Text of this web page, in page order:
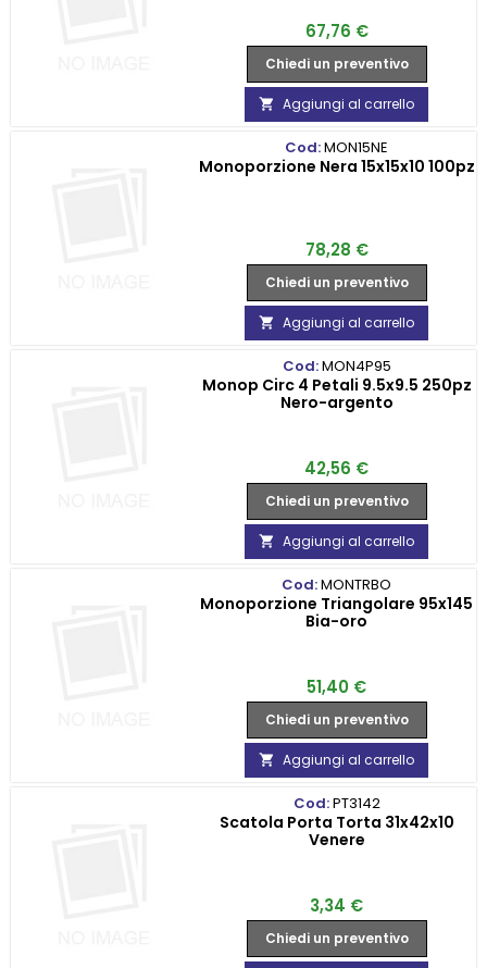
Prezzo
67,76 €
Chiedi un preventivo
 Aggiungi al carrello
Cod:MON15NE
Monoporzione Nera 15x15x10 100pz
Prezzo
78,28 €
Chiedi un preventivo
 Aggiungi al carrello
Cod:MON4P95
Monop Circ 4 Petali 9.5x9.5 250pz
Nero-argento
Prezzo
42,56 €
Chiedi un preventivo
 Aggiungi al carrello
Cod:MONTRBO
Monoporzione Triangolare 95x145
Bia-oro
Prezzo
51,40 €
Chiedi un preventivo
 Aggiungi al carrello
Cod:PT3142
Scatola Porta Torta 31x42x10
Venere
Prezzo
3,34 €
Chiedi un preventivo